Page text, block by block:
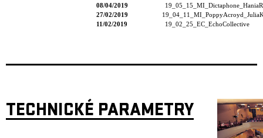
08/04/2019
27/02/2019
11/02/2019
19_02_25_EC_EchoCollective
TECHNICKÉ PARAMETRY